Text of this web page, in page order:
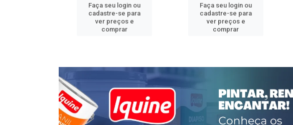
Faça seu login ou
cadastre-se para
ver preços e
comprar
Faça seu login ou
cadastre-se para
ver preços e
comprar